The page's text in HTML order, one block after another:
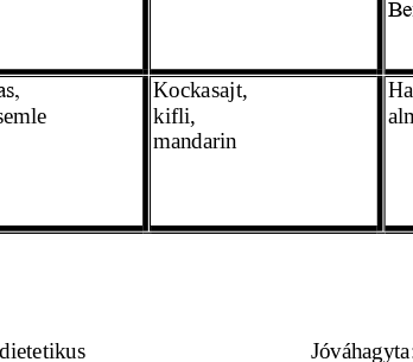
Kockasajt,
kifli,
mandarin
dietetikus